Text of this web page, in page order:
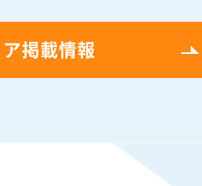
掲載情報